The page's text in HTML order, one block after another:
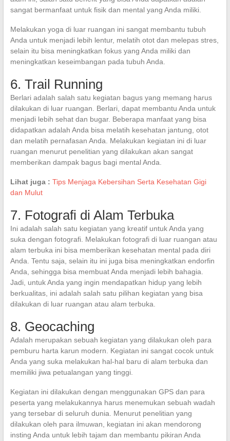
sangat bermanfaat untuk fisik dan mental yang Anda miliki.
Melakukan yoga di luar ruangan ini sangat membantu tubuh
Anda untuk menjadi lebih lentur, melatih otot dan melepas stres,
selain itu bisa meningkatkan fokus yang Anda miliki dan
meningkatkan keseimbangan pada tubuh Anda.
6. Trail Running
Berlari adalah salah satu kegiatan bagus yang memang harus
dilakukan di luar ruangan. Berlari, dapat membantu Anda untuk
menjadi lebih sehat dan bugar. Beberapa manfaat yang bisa
didapatkan adalah Anda bisa melatih kesehatan jantung, otot
dan melatih pernafasan Anda. Melakukan kegiatan ini di luar
ruangan menurut penelitian yang dilakukan akan sangat
memberikan dampak bagus bagi mental Anda.
Lihat juga : Tips Menjaga Kebersihan Serta Kesehatan Gigi
dan Mulut
7. Fotografi di Alam Terbuka
Ini adalah salah satu kegiatan yang kreatif untuk Anda yang
suka dengan fotografi. Melakukan fotografi di luar ruangan atau
alam terbuka ini bisa memberikan kesehatan mental pada diri
Anda. Tentu saja, selain itu ini juga bisa meningkatkan endorfin
Anda, sehingga bisa membuat Anda menjadi lebih bahagia.
Jadi, untuk Anda yang ingin mendapatkan hidup yang lebih
berkualitas, ini adalah salah satu pilihan kegiatan yang bisa
dilakukan di luar ruangan atau alam terbuka.
8. Geocaching
Adalah merupakan sebuah kegiatan yang dilakukan oleh para
pemburu harta karun modern. Kegiatan ini sangat cocok untuk
Anda yang suka melakukan hal-hal baru di alam terbuka dan
memiliki jiwa petualangan yang tinggi.
Kegiatan ini dilakukan dengan menggunakan GPS dan para
peserta yang melakukannya harus menemukan sebuah wadah
yang tersebar di seluruh dunia. Menurut penelitian yang
dilakukan oleh para ilmuwan, kegiatan ini akan mendorong
insting Anda untuk lebih tajam dan membantu pikiran Anda